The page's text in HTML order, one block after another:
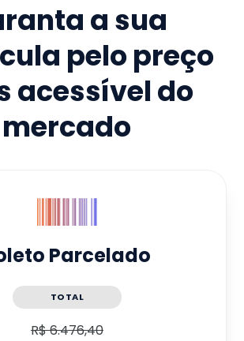
a sua
pelo preço
acessível do
mercado
Parcelado
TOTAL
R$ 6.476,40